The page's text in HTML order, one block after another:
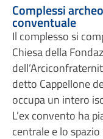
Complessi
conventuale
Il complesso si
Chiesa della
detto Cappellone
occupa un intero
L’ex convento ha
centrale e lo